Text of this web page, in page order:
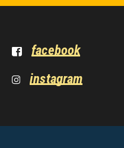
facebook
instagram